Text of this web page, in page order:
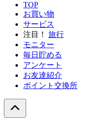
TOP
お買い物
サービス
注目！
旅行
モニター
毎日貯める
アンケート
お友達紹介
ポイント交換所